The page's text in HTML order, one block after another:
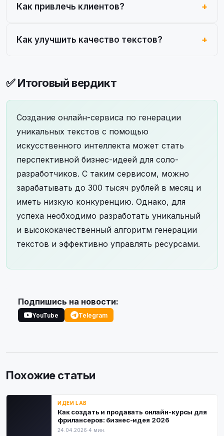
Как привлечь клиентов?
Как улучшить качество текстов?
✅ Итоговый вердикт
Создание онлайн-сервиса по генерации
уникальных текстов с помощью
искусственного интеллекта может стать
перспективной бизнес-идеей для соло-
разработчиков. С таким сервисом, можно
зарабатывать до 300 тысяч рублей в месяц и
иметь низкую конкуренцию. Однако, для
успеха необходимо разработать уникальный
и высококачественный алгоритм генерации
текстов и эффективно управлять ресурсами.
Подпишись на новости:
YouTube Telegram
Похожие статьи
ИДЕИ LAB
Как создать и продавать онлайн-курсы для
фрилансеров: бизнес-идея 2026
24.04.2026·4 мин.